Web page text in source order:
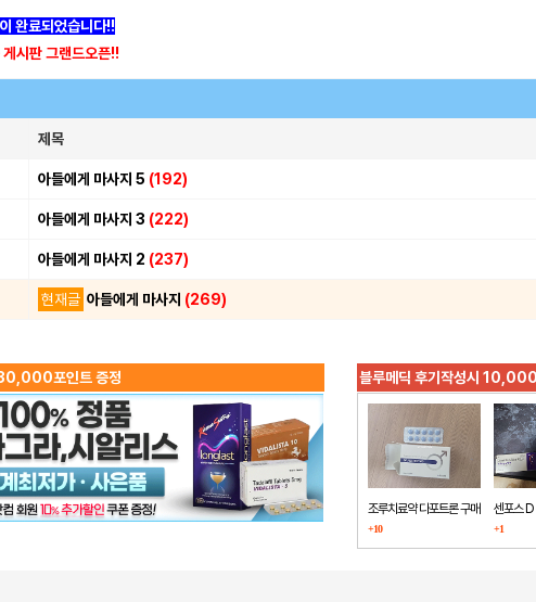
완료되었습니다!!
시판 그랜드오픈!!
제목
아들에게 마사지 5 (192)
아들에게 마사지 3 (222)
아들에게 마사지 2 (237)
현재글 아들에게 마사지 (269)
30,000포인트 증정 블루메딕 후기작성시
조루치료약 다포트론 구매
했습니다
+10
센포스 D
+1